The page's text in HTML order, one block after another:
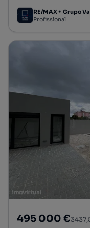
RE/MAX + Grupo
Profissional
495 000 €